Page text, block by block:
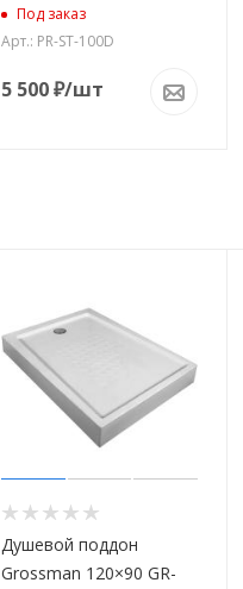
Под заказ
Арт.: PR-ST-100D
5 500₽/шт
Душевой поддон
Grossman 120×90 GR-